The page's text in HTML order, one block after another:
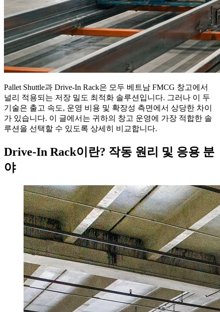
Pallet Shuttle과 Drive-In Rack은 모두 베트남 FMCG 창고에서
널리 적용되는 저장 밀도 최적화 솔루션입니다. 그러나 이 두
기술은 출고 속도, 운영 비용 및 확장성 측면에서 상당한 차이
가 있습니다. 이 글에서는 귀하의 창고 운영에 가장 적합한 솔
루션을 선택할 수 있도록 상세히 비교합니다.
Drive-In Rack이란? 작동 원리 및 응용 분
야